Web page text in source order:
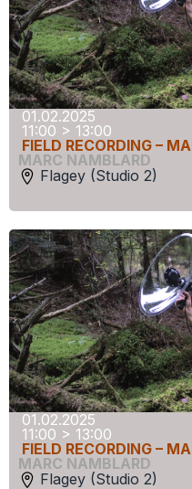
01.02.2025
11:00 > 13:00
FIELD RECORDING –
MARC NAMBLARD
Flagey (Studio 2)
01.02.2025
11:00 > 13:00
FIELD RECORDING –
MARC NAMBLARD
Flagey (Studio 2)